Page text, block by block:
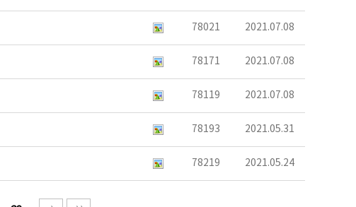
78021 2021.07.08
78171 2021.07.08
78119 2021.07.08
78193 2021.05.31
78219 2021.05.24